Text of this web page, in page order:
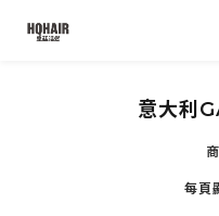
意大利
每頁